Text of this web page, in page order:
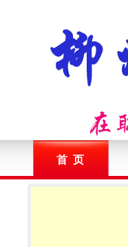
首 页